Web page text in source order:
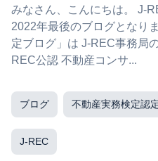
みなさん、こんにちは。 J-
2022年最後のブログとなりました。 この「
定ブログ」は J-REC事務局の
REC公認 不動産コンサ...
ブログ 不動産実務検定認
J-REC